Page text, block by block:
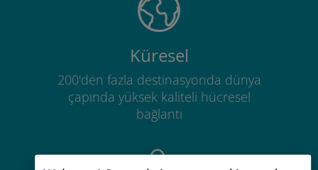
Küresel
200'den fazla destinasyonda dünya
çapında yüksek kaliteli hücresel
bağlantı